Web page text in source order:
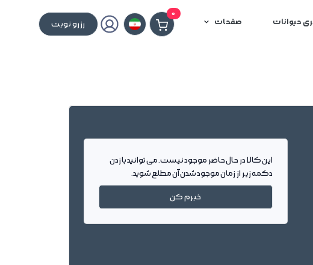
0
رزرو نوبت حیوانات صفحات
این کالا در حال حاضر موجود نیست. می توانید با زدن
دکمه زیر از زمان موجود شدن آن مطلع شوید.
خبرم کن